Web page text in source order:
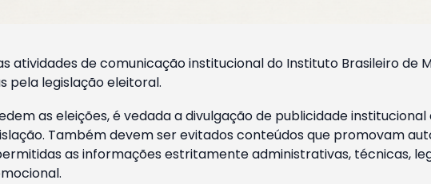
atividades de comunicação institucional do Instituto Brasileiro
pela legislação eleitoral.
as eleições, é vedada a divulgação de publicidade
Também devem ser evitados conteúdos que promovam
as informações estritamente administrativas, técnicas,